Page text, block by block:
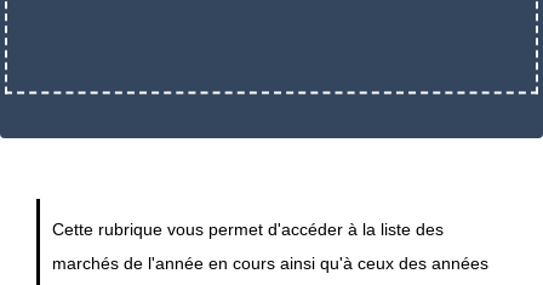
Cette rubrique vous permet d'accéder à la liste des
marchés de l'année en cours ainsi qu'à ceux des années